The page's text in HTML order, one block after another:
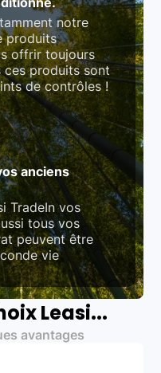
notre
produits
offrir toujours
ces produits sont
de contrôles !
anciens
TradeIn vos
tous vos
peuvent être
vie
Leasi...
avantages